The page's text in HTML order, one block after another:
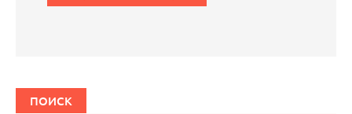
ПОИСК